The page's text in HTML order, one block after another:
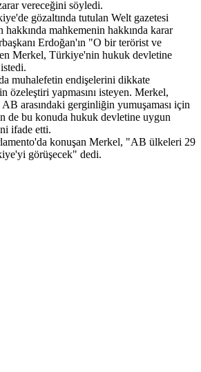
vereceğini söyledi.
gözaltında tutulan Welt gazetesi
mahkemenin hakkında karar
Erdoğan'ın "O bir terörist ve
Merkel, Türkiye'nin hukuk devletine
muhalefetin endişelerini dikkate
özeleştiri yapmasını isteyen. Merkel,
arasındaki gerginliğin yumuşaması için
de bu konuda hukuk devletine uygun
ifade etti.
konuşan Merkel, "AB ülkeleri 29
görüşecek" dedi.